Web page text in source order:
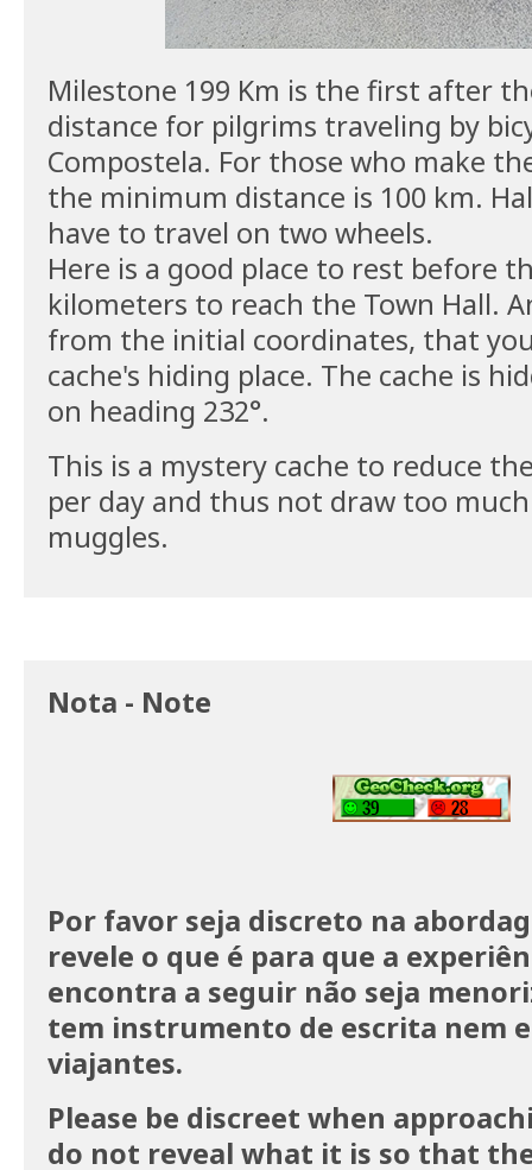
Milestone 199 Km is the first after
distance for pilgrims traveling by
Compostela. For those who make
the minimum distance is 100 km.
have to travel on two wheels.
Here is a good place to rest before
kilometers to reach the Town Hall.
from the initial coordinates, that
cache's hiding place. The cache is
on heading 232°.
This is a mystery cache to reduce
per day and thus not draw too
muggles.
Nota - Note
Por favor seja discreto na
revele o que é para que a
encontra a seguir não seja
tem instrumento de escrita nem
viajantes.
Please be discreet when
do not reveal what it is so that